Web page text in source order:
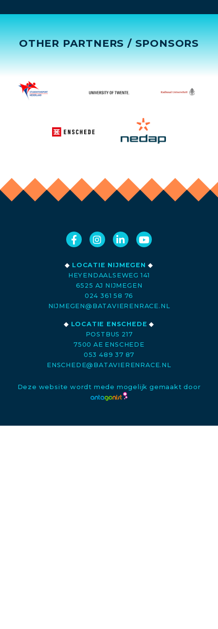
OTHER PARTNERS / SPONSORS
◆ LOCATIE NIJMEGEN ◆
HEYENDAALSEWEG 141
6525 AJ NIJMEGEN
024 361 58 76
NIJMEGEN@BATAVIERENRACE.NL
◆ LOCATIE ENSCHEDE ◆
POSTBUS 217
7500 AE ENSCHEDE
053 489 37 87
ENSCHEDE@BATAVIERENRACE.NL
Deze website wordt mede mogelijk gemaakt door